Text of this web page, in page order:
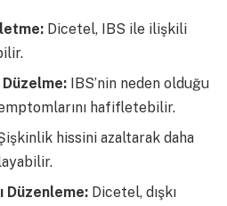
Dicetel, IBS ile ilişkili
Düzelme: IBS’nin neden olduğu
hafifletebilir.
hissini azaltarak daha
Düzenleme: Dicetel, dışkı